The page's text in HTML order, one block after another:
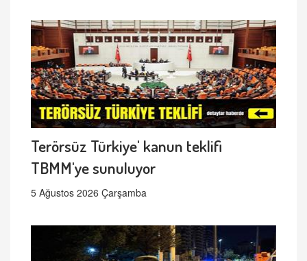
Terörsüz Türkiye' kanun teklifi
TBMM'ye sunuluyor
5 Ağustos 2026 Çarşamba